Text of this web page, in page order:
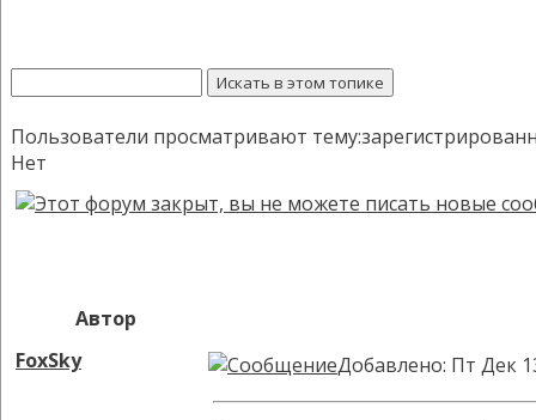
Пользователи просматривают
Нет
Автор
FoxSky
Добавлено: Пт Дек